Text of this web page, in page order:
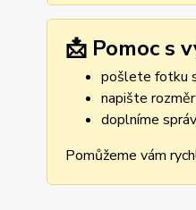
📩 Pomoc s
pošlete fotku
napište
doplníme
Pomůžeme vám